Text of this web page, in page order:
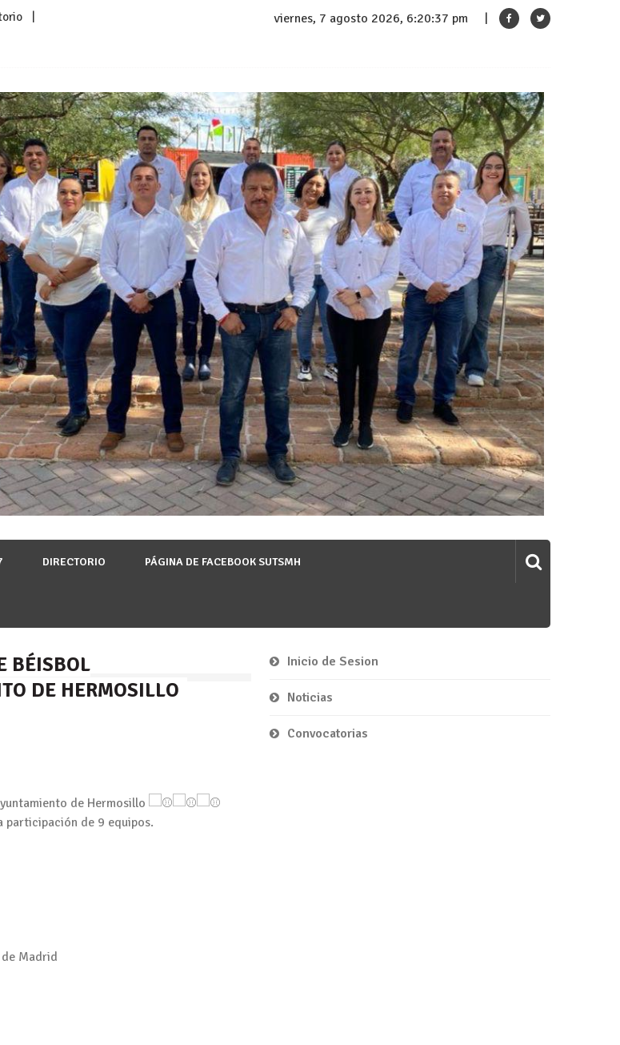
viernes, 7 agosto 2026, 6:20:38 pm
DIRECTORIO PÁGINA DE FACEBOOK SUTSMH
BÉISBOL
DE HERMOSILLO
de Hermosillo
participación de 9 equipos.
Madrid
Inicio de Sesion
Noticias
Convocatorias